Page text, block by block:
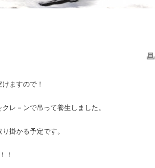
ますので！
レ－ンで吊って養生しました。
掛かる予定です。
！